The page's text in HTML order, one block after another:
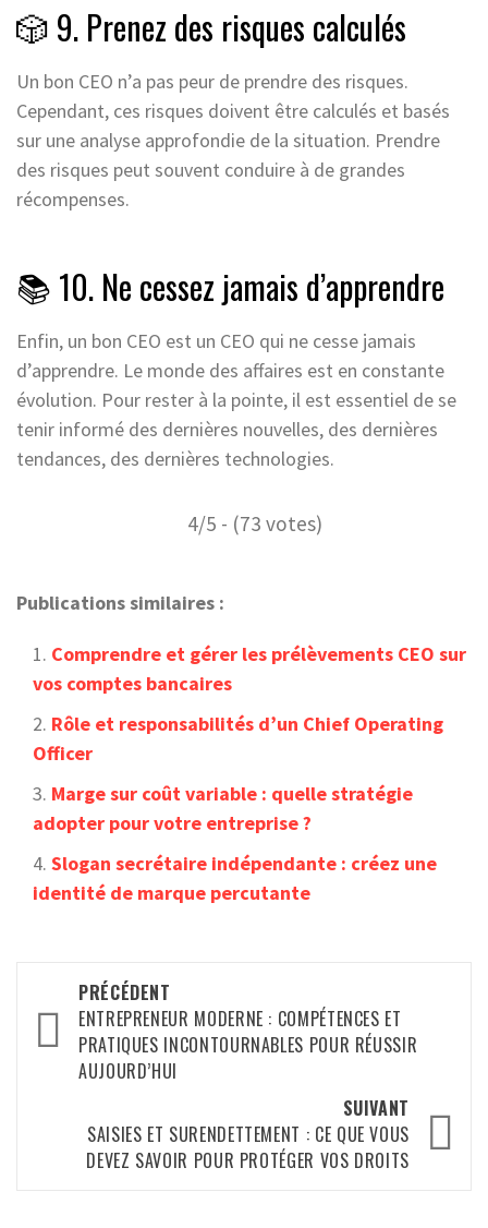
🎲 9. Prenez des risques calculés
Un bon CEO n’a pas peur de prendre des risques.
Cependant, ces risques doivent être calculés et basés
sur une analyse approfondie de la situation. Prendre
des risques peut souvent conduire à de grandes
récompenses.
📚 10. Ne cessez jamais d’apprendre
Enfin, un bon CEO est un CEO qui ne cesse jamais
d’apprendre. Le monde des affaires est en constante
évolution. Pour rester à la pointe, il est essentiel de se
tenir informé des dernières nouvelles, des dernières
tendances, des dernières technologies.
4/5 - (73 votes)
Publications similaires :
Comprendre et gérer les prélèvements CEO sur
vos comptes bancaires
Rôle et responsabilités d’un Chief Operating
Officer
Marge sur coût variable : quelle stratégie
adopter pour votre entreprise ?
Slogan secrétaire indépendante : créez une
identité de marque percutante
Navigation
d’article
PRÉCÉDENT
ENTREPRENEUR MODERNE : COMPÉTENCES ET
PRATIQUES INCONTOURNABLES POUR RÉUSSIR
AUJOURD’HUI
SUIVANT
SAISIES ET SURENDETTEMENT : CE QUE VOUS
DEVEZ SAVOIR POUR PROTÉGER VOS DROITS